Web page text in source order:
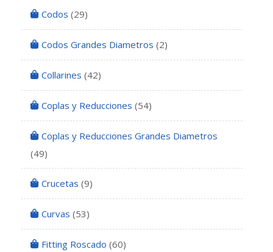
Codos (29)
Codos Grandes Diametros (2)
Collarines (42)
Coplas y Reducciones (54)
Coplas y Reducciones Grandes Diametros
(49)
Crucetas (9)
Curvas (53)
Fitting Roscado (60)